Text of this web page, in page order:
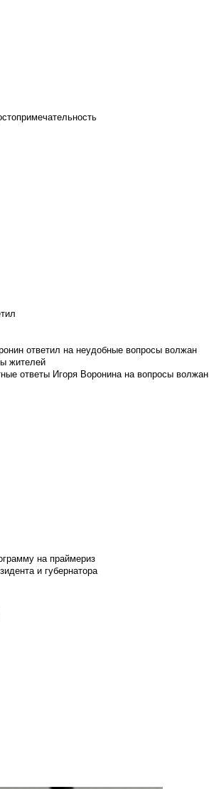
ответил на неудобные вопросы волжан
жителей
ответы Игоря Воронина на вопросы волжан
на праймериз
и губернатора